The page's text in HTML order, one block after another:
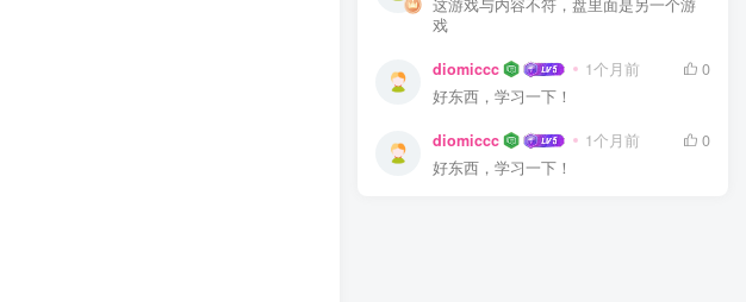
戏
diomiccc 1个月前
0
好东西，学习一下！
diomiccc 1个月前
0
好东西，学习一下！